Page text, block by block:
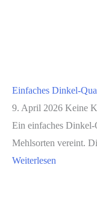
Einfaches Dinkel-
9. April 2026 Keine
Ein einfaches Dinkel-
Mehlsorten vereint.
Weiterlesen